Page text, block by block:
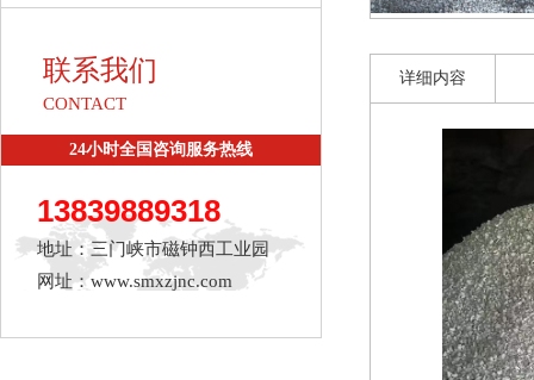
联系我们
CONTACT
24小时全国咨询服务热线
13839889318
地址：三门峡市磁钟西工业园
网址：www.smxzjnc.com
详细内容